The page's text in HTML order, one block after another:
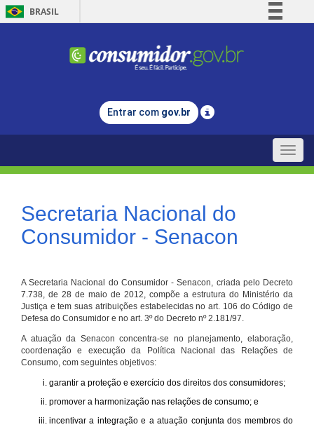
BRASIL
Comunica BR
Legislação
Entrar com gov.br
Toggle
Secretaria Nacional do
Consumidor - Senacon
A Secretaria Nacional do Consumidor - Senacon, criada pelo Decreto
7.738, de 28 de maio de 2012, compõe a estrutura do Ministério da
Justiça e tem suas atribuições estabelecidas no art. 106 do Código de
Defesa do Consumidor e no art. 3º do Decreto nº 2.181/97.
A atuação da Senacon concentra-se no planejamento, elaboração,
coordenação e execução da Política Nacional das Relações de
Consumo, com seguintes objetivos:
garantir a proteção e exercício dos direitos dos consumidores;
promover a harmonização nas relações de consumo; e
incentivar a integração e a atuação conjunta dos membros do